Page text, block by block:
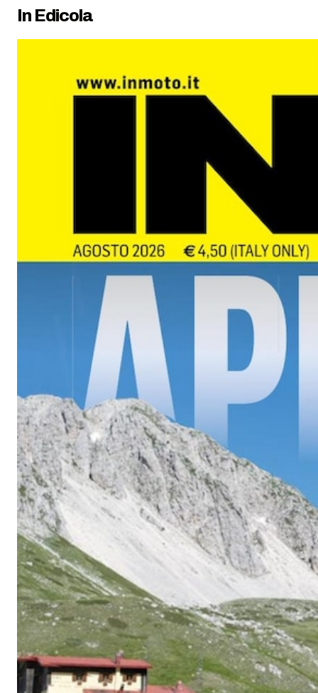
In Edicola